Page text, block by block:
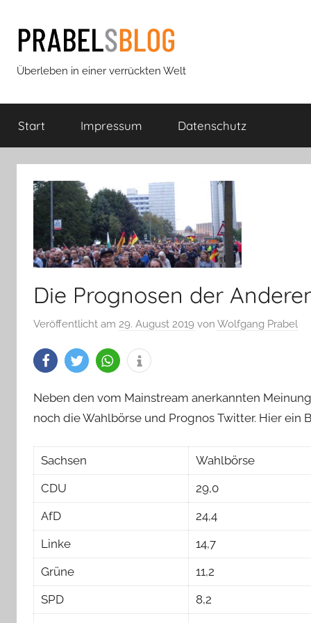
Inhalt
springen
Prabels
Blog
Überleben in einer verrückten Welt
Start Impressum Datenschutz
Die Prognosen der
Veröffentlicht am 29. August 2019 von Wolfgang Prabel
Neben den vom Mainstream anerkannten
noch die Wahlbörse und Prognos Twitter. Hier ein
Sachsen
Wahlbörse
CDU
29,0
AfD
24,4
Linke
14,7
Grüne
11,2
SPD
8,2